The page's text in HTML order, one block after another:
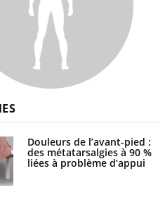
Douleurs de l’avant-pied :
des métatarsalgies à 90 %
liées à problème d’appui